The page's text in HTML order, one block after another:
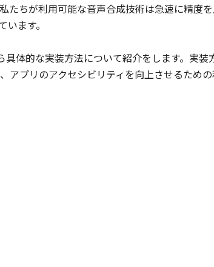
い
Arrowの歩き方
daneko
Androidで音声合成
(TTS)をフル活用す
るための知識と実践
の
たちが利用可能な音声合成技術は急速に精度
ます。
体的な実装方法について紹介をします。実装
アプリのアクセシビリティを向上させるため